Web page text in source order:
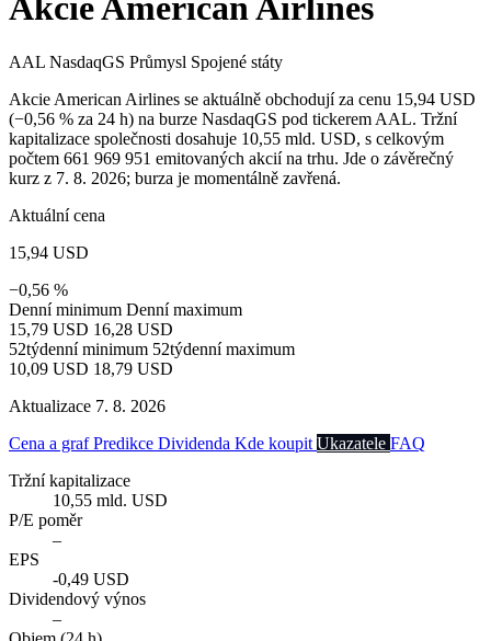
Akcie American Airlines
AAL NasdaqGS Průmysl Spojené státy
Akcie American Airlines se aktuálně obchodují za cenu 15,94 USD
(−0,56 % za 24 h) na burze NasdaqGS pod tickerem AAL. Tržní
kapitalizace společnosti dosahuje 10,55 mld. USD, s celkovým
počtem 661 969 951 emitovaných akcií na trhu. Jde o závěrečný
kurz z 7. 8. 2026; burza je momentálně zavřená.
Aktuální cena
15,94 USD
−0,56 %
Denní minimum Denní maximum
15,79 USD 16,28 USD
52týdenní minimum 52týdenní maximum
10,09 USD 18,79 USD
Aktualizace 7. 8. 2026
Cena a grafPredikce Dividenda Kde koupit Ukazatele FAQ
Tržní kapitalizace
10,55 mld. USD
P/E poměr
–
EPS
-0,49 USD
Dividendový výnos
–